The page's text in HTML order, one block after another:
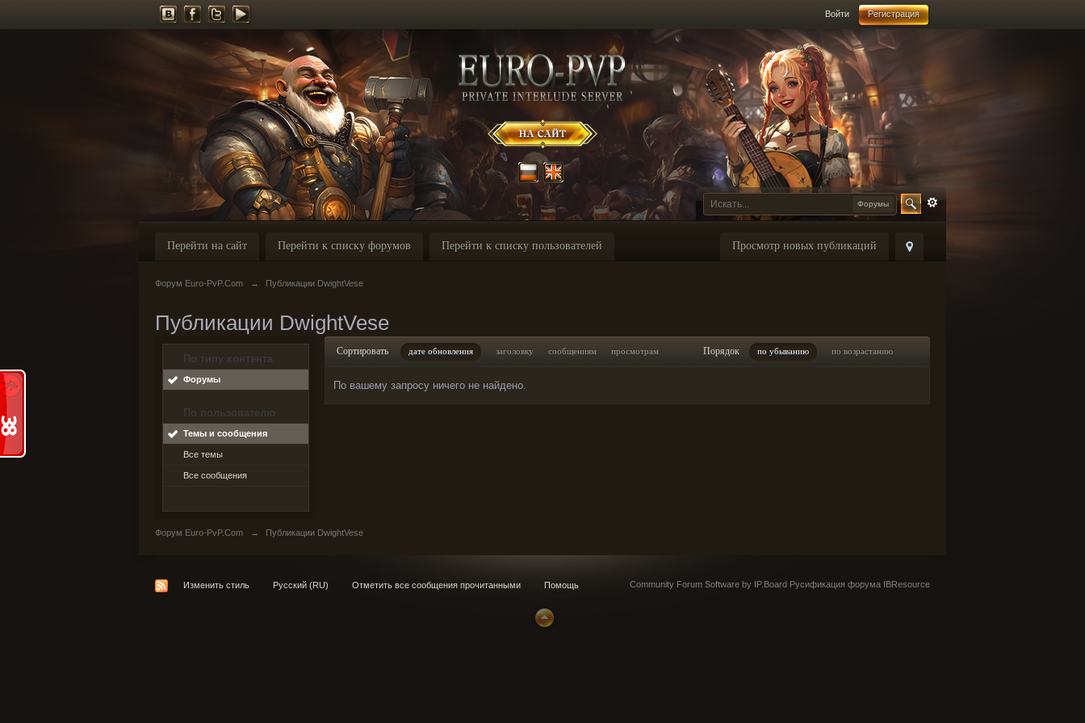
Войти Регистрация
Форумы
Просмотр новых публикаций
Перейти на сайт Перейти к списку форумов Перейти к списку пользователей
Форум Euro-PvP.Com → Публикации DwightVese
Публикации DwightVese
По типу контента
Форумы
По пользователю
Темы и сообщения
Все темы
Все сообщения
Сортировать дате обновления заголовку сообщениям просмотрам Порядок по убыванию по возрастанию
По вашему запросу ничего не найдено.
Форум Euro-PvP.Com → Публикации DwightVese
Изменить стиль Русский (RU) Отметить все сообщения прочитанными Помощь Community Forum Software by IP.Board Русификация форума IBResource